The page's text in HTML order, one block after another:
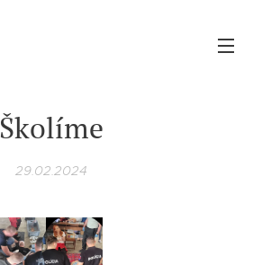
Školíme
29.02.2024